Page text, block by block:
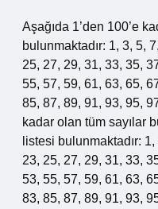
Aşağıda 1’den 100’e
bulunmaktadır: 1, 3, 5,
25, 27, 29, 31, 33, 35,
55, 57, 59, 61, 63, 65,
85, 87, 89, 91, 93, 95,
kadar olan tüm sayılar
listesi bulunmaktadır:
23, 25, 27, 29, 31, 33,
53, 55, 57, 59, 61, 63,
83, 85, 87, 89, 91, 93,